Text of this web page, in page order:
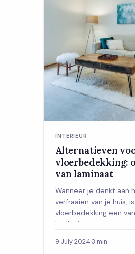
INTERIEUR
Alternatieven
vloerbedekking:
van laminaat
Wanneer je denkt aan
verfraaien van je huis,
vloerbedekking een
beslissingen...
9 July 2024·3 min